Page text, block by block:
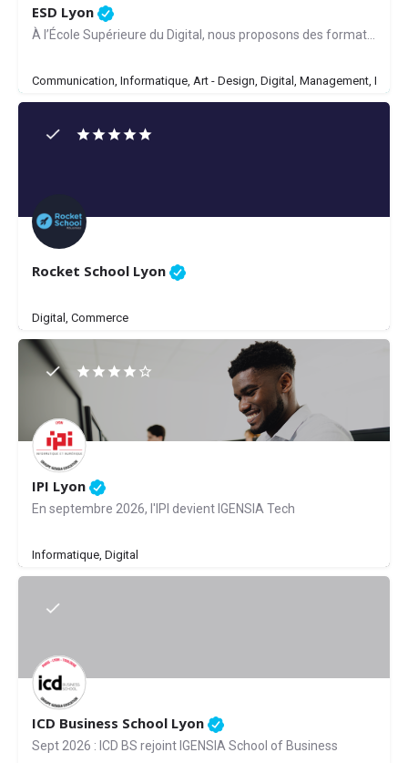
ESD Lyon
Communication, Informatique, Art - Design, Digital, Management, Data
Rocket School Lyon
Digital, Commerce
IPI Lyon
En septembre 2026, l'IPI devient IGENSIA Tech
Informatique, Digital
ICD Business School Lyon
Sept 2026 : ICD BS rejoint IGENSIA School of Business